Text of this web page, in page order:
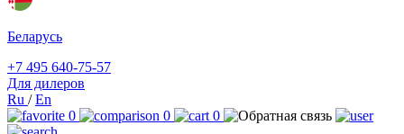
Беларусь
+7 495 640-75-57
Для дилеров
Ru /En
0
0 0